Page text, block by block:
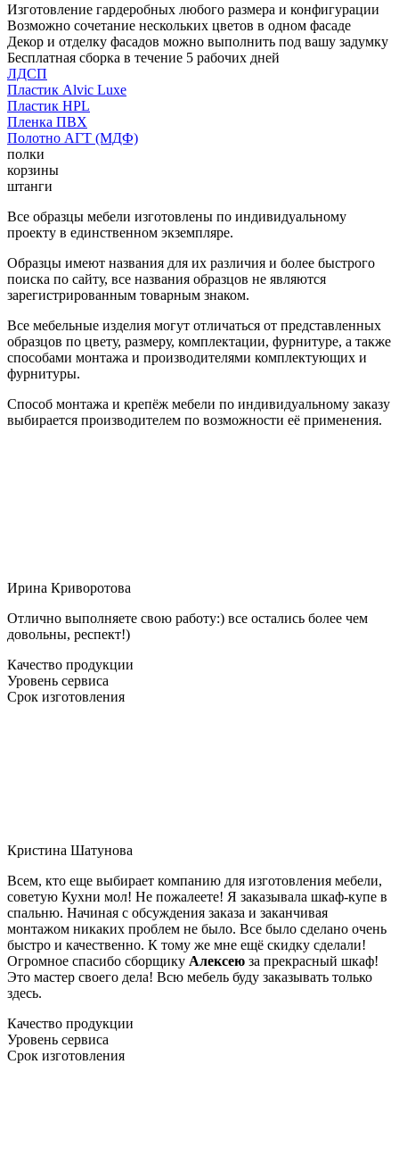
Изготовление гардеробных любого размера и конфигурации
Возможно сочетание нескольких цветов в одном фасаде
Декор и отделку фасадов можно выполнить под вашу задумку
Бесплатная сборка в течение 5 рабочих дней
ЛДСП
Пластик Alvic Luxe
Пластик HPL
Пленка ПВХ
Полотно АГТ (МДФ)
полки
корзины
штанги
Все образцы мебели изготовлены по индивидуальному
проекту в единственном экземпляре.
Образцы имеют названия для их различия и более быстрого
поиска по сайту, все названия образцов не являются
зарегистрированным товарным знаком.
Все мебельные изделия могут отличаться от представленных
образцов по цвету, размеру, комплектации, фурнитуре, а также
способами монтажа и производителями комплектующих и
фурнитуры.
Способ монтажа и крепёж мебели по индивидуальному заказу
выбирается производителем по возможности её применения.
Ирина Криворотова
Отлично выполняете свою работу:) все остались более чем
довольны, респект!)
Качество продукции
Уровень сервиса
Срок изготовления
Кристина Шатунова
Всем, кто еще выбирает компанию для изготовления мебели,
советую Кухни мол! Не пожалеете! Я заказывала шкаф-купе в
спальню. Начиная с обсуждения заказа и заканчивая
монтажом никаких проблем не было. Все было сделано очень
быстро и качественно. К тому же мне ещё скидку сделали!
Огромное спасибо сборщику Алексею за прекрасный шкаф!
Это мастер своего дела! Всю мебель буду заказывать только
здесь.
Качество продукции
Уровень сервиса
Срок изготовления